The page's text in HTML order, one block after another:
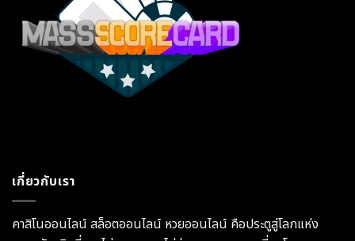
เกี่ยวกับเรา
คาสิโนออนไลน์ สล็อตออนไลน์ หวยออนไลน์ คือประตูสู่โลกแห่ง